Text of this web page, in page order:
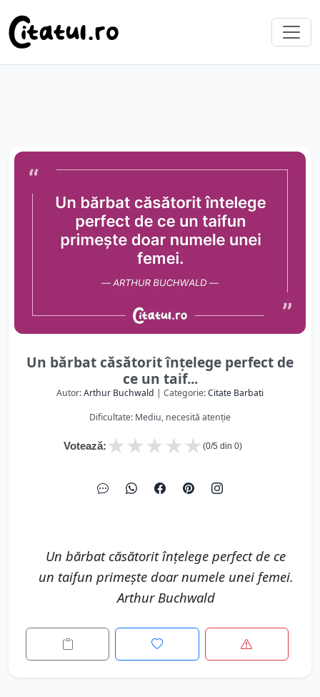
Un bărbat căsătorit înțelege perfect de
ce un taif...
Autor:Arthur Buchwald | Categorie:Citate Barbati
Dificultate: Mediu, necesită atenție
Votează: ★
★
★
★
★ (0/5 din 0)
Un bărbat căsătorit înțelege perfect de ce
un taifun primește doar numele unei femei.
Arthur Buchwald